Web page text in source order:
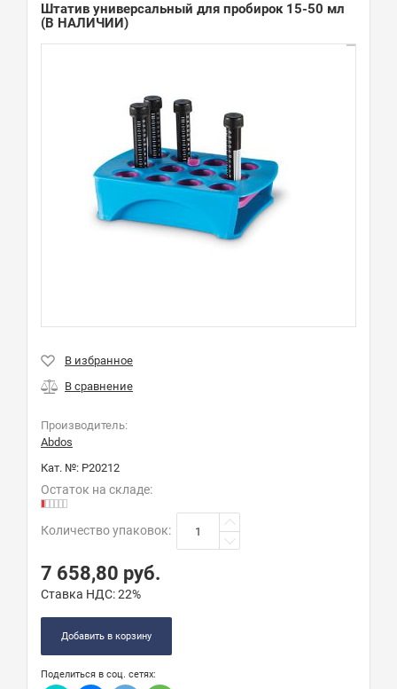
Штатив универсальный для пробирок 15-50 мл
(В НАЛИЧИИ)
Производитель:
Abdos
Кат. №: P20212
Остаток на складе:
Количество упаковок:
7 658,80 руб.
Ставка НДС:22%
Добавить в корзину
Поделиться в соц. сетях: